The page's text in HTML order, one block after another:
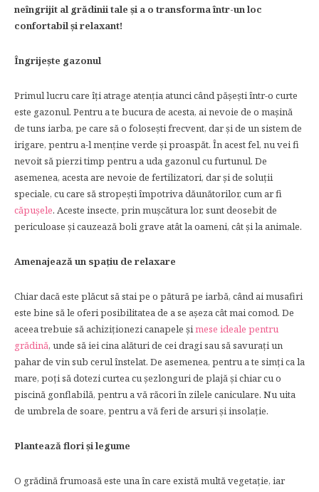
neîngrijit al grădinii tale și a o transforma într-un loc
confortabil și relaxant!
Îngrijește gazonul
Primul lucru care îți atrage atenția atunci când pășești într-o curte
este gazonul. Pentru a te bucura de acesta, ai nevoie de o mașină
de tuns iarba, pe care să o folosești frecvent, dar și de un sistem de
irigare, pentru a-l menține verde și proaspăt. În acest fel, nu vei fi
nevoit să pierzi timp pentru a uda gazonul cu furtunul. De
asemenea, acesta are nevoie de fertilizatori, dar și de soluții
speciale, cu care să stropești împotriva dăunătorilor, cum ar fi
căpușele. Aceste insecte, prin mușcătura lor, sunt deosebit de
periculoase și cauzează boli grave atât la oameni, cât și la animale.
Amenajează un spațiu de relaxare
Chiar dacă este plăcut să stai pe o pătură pe iarbă, când ai musafiri
este bine să le oferi posibilitatea de a se așeza cât mai comod. De
aceea trebuie să achiziționezi canapele șimese ideale pentru
grădină, unde să iei cina alături de cei dragi sau să savurați un
pahar de vin sub cerul înstelat. De asemenea, pentru a te simți ca la
mare, poți să dotezi curtea cu șezlonguri de plajă și chiar cu o
piscină gonflabilă, pentru a vă răcori în zilele caniculare. Nu uita
de umbrela de soare, pentru a vă feri de arsuri și insolație.
Plantează flori și legume
O grădină frumoasă este una în care există multă vegetație, iar